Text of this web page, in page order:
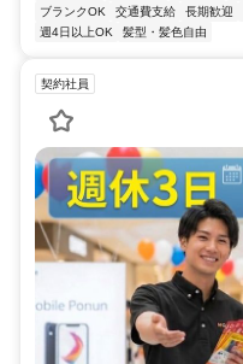
ブランクOK
交通費支給 長期歓迎
週4日以上OK
髪型・髪色自由
契約社員